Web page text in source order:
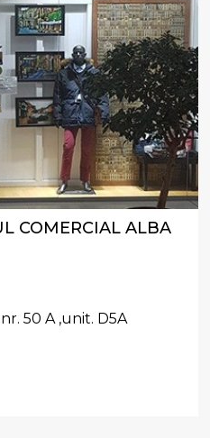
COMERCIAL ALBA
50 A ,unit. D5A